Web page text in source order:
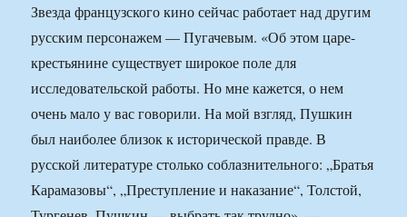
Звезда французского кино сейчас работает над другим
русским персонажем — Пугачевым. «Об этом царе-
крестьянине существует широкое поле для
исследовательской работы. Но мне кажется, о нем
очень мало у вас говорили. На мой взгляд, Пушкин
был наиболее близок к исторической правде. В
русской литературе столько соблазнительного: „Братья
Карамазовы“, „Преступление и наказание“, Толстой,